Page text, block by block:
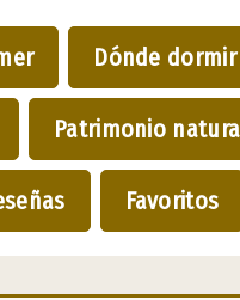
Dónde dormir
Patrimonio
Favoritos